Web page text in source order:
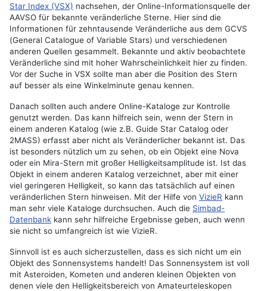
Star Index (VSX) nachsehen, der Online-Informationsquelle der
AAVSO für bekannte veränderliche Sterne. Hier sind die
Informationen für zehntausende Veränderliche aus dem GCVS
(General Catalogue of Variable Stars) und verschiedenen
anderen Quellen gesammelt. Bekannte und aktiv beobachtete
Veränderliche sind mit hoher Wahrscheinlichkeit hier zu finden.
Vor der Suche in VSX sollte man aber die Position des Stern
auf besser als eine Winkelminute genau kennen.
Danach sollten auch andere Online-Kataloge zur Kontrolle
genutzt werden. Das kann hilfreich sein, wenn der Stern in
einem anderen Katalog (wie z.B. Guide Star Catalog oder
2MASS) erfasst aber nicht als Veränderlicher bekannt ist. Das
ist besonders nützlich um zu sehen, ob ein Objekt eine Nova
oder ein Mira-Stern mit großer Helligkeitsamplitude ist. Ist das
Objekt in einem anderen Katalog verzeichnet, aber mit einer
viel geringeren Helligkeit, so kann das tatsächlich auf einen
veränderlichen Stern hinweisen. Mit der Hilfe von VizieR kann
man sehr viele Kataloge durchsuchen. Auch die Simbad-
Datenbank kann sehr hilfreiche Ergebnisse geben, auch wenn
sie nicht so umfangreich ist wie VizieR.
Sinnvoll ist es auch sicherzustellen, dass es sich nicht um ein
Objekt des Sonnensystems handelt! Das Sonnensystem ist voll
mit Asteroiden, Kometen und anderen kleinen Objekten von
denen viele den Helligkeitsbereich von Amateurteleskopen